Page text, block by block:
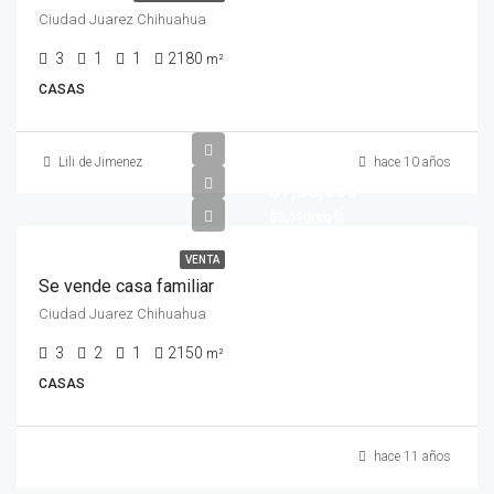
Ciudad Juarez Chihuahua
3 1 1 2180 m²
CASAS
Lili de Jimenez hace 10 años
VENTA
Se vende casa familiar
Ciudad Juarez Chihuahua
3 2 1 2150 m²
CASAS
hace 11 años